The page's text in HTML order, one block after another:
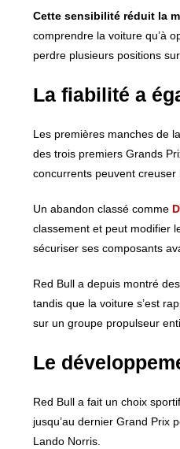
Cette sensibilité réduit la
comprendre la voiture qu’à
perdre plusieurs positions
La fiabilité a
Les premières manches de
des trois premiers Grands
concurrents peuvent creuser
Un abandon classé comme
classement et peut modifier
sécuriser ses composants
Red Bull a depuis montré
tandis que la voiture s’est
sur un groupe propulseur
Le
Red Bull a fait un choix
jusqu’au dernier Grand Prix
Lando Norris.